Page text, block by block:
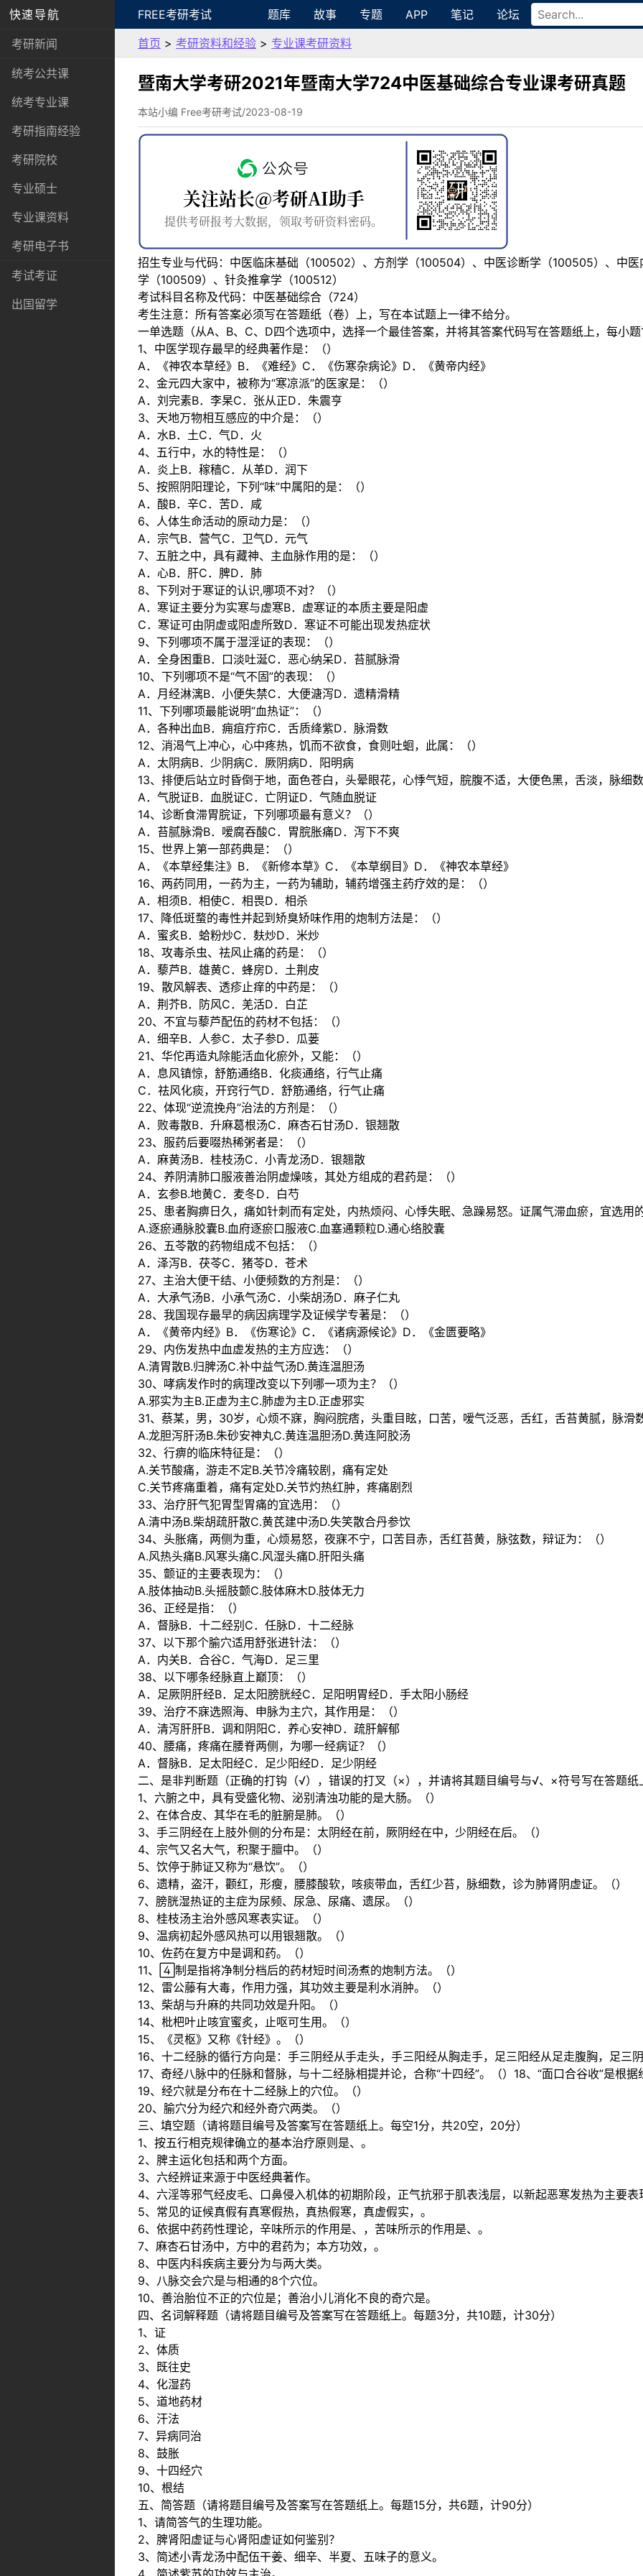
快速导航
考研新闻
统考公共课
统考专业课
考研指南经验
考研院校
专业硕士
专业课资料
考研电子书
考试考证
出国留学
FREE考研考试 题库 故事 专题 APP 笔记 论坛
首页 > 考研资料和经验 > 专业课考研资料
暨南大学考研2021年暨南大学724中医基础综合专业课考研真题
本站小编 Free考研考试/2023-08-19
招生专业与代码：中医临床基础（100502）、方剂学（100504）、中医诊断学（100505）、中
学（100509）、针灸推拿学（100512）
考试科目名称及代码：中医基础综合（724）
考生注意：所有答案必须写在答题纸（卷）上，写在本试题上一律不给分。
一单选题（从A、B、C、D四个选项中，选择一个最佳答案，并将其答案代码写在答题纸上，每小题
1、中医学现存最早的经典著作是：（）
A．《神农本草经》B．《难经》C．《伤寒杂病论》D．《黄帝内经》
2、金元四大家中，被称为“寒凉派”的医家是：（）
A．刘完素B．李杲C．张从正D．朱震亨
3、天地万物相互感应的中介是：（）
A．水B．土C．气D．火
4、五行中，水的特性是：（）
A．炎上B．稼穑C．从革D．润下
5、按照阴阳理论，下列“味”中属阳的是：（）
A．酸B．辛C．苦D．咸
6、人体生命活动的原动力是：（）
A．宗气B．营气C．卫气D．元气
7、五脏之中，具有藏神、主血脉作用的是：（）
A．心B．肝C．脾D．肺
8、下列对于寒证的认识,哪项不对？（）
A．寒证主要分为实寒与虚寒B．虚寒证的本质主要是阳虚
C．寒证可由阴虚或阳虚所致D．寒证不可能出现发热症状
9、下列哪项不属于湿淫证的表现：（）
A．全身困重B．口淡吐涎C．恶心纳呆D．苔腻脉滑
10、下列哪项不是“气不固”的表现：（）
A．月经淋漓B．小便失禁C．大便溏泻D．遗精滑精
11、下列哪项最能说明“血热证”：（）
A．各种出血B．痈疽疔疖C．舌质绛紫D．脉滑数
12、消渴气上冲心，心中疼热，饥而不欲食，食则吐蛔，此属：（）
A．太阴病B．少阴病C．厥阴病D．阳明病
13、排便后站立时昏倒于地，面色苍白，头晕眼花，心悸气短，脘腹不适，大便色黑，舌淡，脉细
A．气脱证B．血脱证C．亡阴证D．气随血脱证
14、诊断食滞胃脘证，下列哪项最有意义？（）
A．苔腻脉滑B．嗳腐吞酸C．胃脘胀痛D．泻下不爽
15、世界上第一部药典是：（）
A．《本草经集注》B．《新修本草》C．《本草纲目》D．《神农本草经》
16、两药同用，一药为主，一药为辅助，辅药增强主药疗效的是：（）
A．相须B．相使C．相畏D．相杀
17、降低斑蝥的毒性并起到矫臭矫味作用的炮制方法是：（）
A．蜜炙B．蛤粉炒C．麸炒D．米炒
18、攻毒杀虫、祛风止痛的药是：（）
A．藜芦B．雄黄C．蜂房D．土荆皮
19、散风解表、透疹止痒的中药是：（）
A．荆芥B．防风C．羌活D．白芷
20、不宜与藜芦配伍的药材不包括：（）
A．细辛B．人参C．太子参D．瓜蒌
21、华佗再造丸除能活血化瘀外，又能：（）
A．息风镇惊，舒筋通络B．化痰通络，行气止痛
C．祛风化痰，开窍行气D．舒筋通络，行气止痛
22、体现“逆流挽舟”治法的方剂是：（）
A．败毒散B．升麻葛根汤C．麻杏石甘汤D．银翘散
23、服药后要啜热稀粥者是：（）
A．麻黄汤B．桂枝汤C．小青龙汤D．银翘散
24、养阴清肺口服液善治阴虚燥咳，其处方组成的君药是：（）
A．玄参B.地黄C．麦冬D．白芍
25、患者胸痹日久，痛如针刺而有定处，内热烦闷、心悸失眠、急躁易怒。证属气滞血瘀，宜选用
A.逐瘀通脉胶囊B.血府逐瘀口服液C.血塞通颗粒D.通心络胶囊
26、五苓散的药物组成不包括：（）
A．泽泻B．茯苓C．猪苓D．苍术
27、主治大便干结、小便频数的方剂是：（）
A．大承气汤B．小承气汤C．小柴胡汤D．麻子仁丸
28、我国现存最早的病因病理学及证候学专著是：（）
A．《黄帝内经》B．《伤寒论》C．《诸病源候论》D．《金匮要略》
29、内伤发热中血虚发热的主方应选：（）
A.清胃散B.归脾汤C.补中益气汤D.黄连温胆汤
30、哮病发作时的病理改变以下列哪一项为主？（）
A.邪实为主B.正虚为主C.肺虚为主D.正虚邪实
31、蔡某，男，30岁，心烦不寐，胸闷脘痞，头重目眩，口苦，嗳气泛恶，舌红，舌苔黄腻，脉滑
A.龙胆泻肝汤B.朱砂安神丸C.黄连温胆汤D.黄连阿胶汤
32、行痹的临床特征是：（）
A.关节酸痛，游走不定B.关节冷痛较剧，痛有定处
C.关节疼痛重着，痛有定处D.关节灼热红肿，疼痛剧烈
33、治疗肝气犯胃型胃痛的宜选用：（）
A.清中汤B.柴胡疏肝散C.黄芪建中汤D.失笑散合丹参饮
34、头胀痛，两侧为重，心烦易怒，夜寐不宁，口苦目赤，舌红苔黄，脉弦数，辩证为：（）
A.风热头痛B.风寒头痛C.风湿头痛D.肝阳头痛
35、颤证的主要表现为：（）
A.肢体抽动B.头摇肢颤C.肢体麻木D.肢体无力
36、正经是指：（）
A．督脉B．十二经别C．任脉D．十二经脉
37、以下那个腧穴适用舒张进针法：（）
A．内关B．合谷C．气海D．足三里
38、以下哪条经脉直上巅顶：（）
A．足厥阴肝经B．足太阳膀胱经C．足阳明胃经D．手太阳小肠经
39、治疗不寐选照海、申脉为主穴，其作用是：（）
A．清泻肝肝B．调和阴阳C．养心安神D．疏肝解郁
40、腰痛，疼痛在腰脊两侧，为哪一经病证？（）
A．督脉B．足太阳经C．足少阳经D．足少阴经
二、是非判断题（正确的打钩（√），错误的打叉（×），并请将其题目编号与√、×符号写在答题纸
1、六腑之中，具有受盛化物、泌别清浊功能的是大肠。（）
2、在体合皮、其华在毛的脏腑是肺。（）
3、手三阴经在上肢外侧的分布是：太阴经在前，厥阴经在中，少阴经在后。（）
4、宗气又名大气，积聚于膻中。（）
5、饮停于肺证又称为“悬饮”。（）
6、遗精，盗汗，颧红，形瘦，腰膝酸软，咳痰带血，舌红少苔，脉细数，诊为肺肾阴虚证。（）
7、膀胱湿热证的主症为尿频、尿急、尿痛、遗尿。（）
8、桂枝汤主治外感风寒表实证。（）
9、温病初起外感风热可以用银翘散。（）
10、佐药在复方中是调和药。（）
11、制是指将净制分档后的药材短时间汤煮的炮制方法。（）
12、雷公藤有大毒，作用力强，其功效主要是利水消肿。（）
13、柴胡与升麻的共同功效是升阳。（）
14、枇杷叶止咳宜蜜炙，止呕可生用。（）
15、《灵枢》又称《针经》。（）
16、十二经脉的循行方向是：手三阴经从手走头，手三阳经从胸走手，足三阳经从足走腹胸，足三阴
17、奇经八脉中的任脉和督脉，与十二经脉相提并论，合称“十四经”。（）18、“面口合谷收”是根据
19、经穴就是分布在十二经脉上的穴位。（）
20、腧穴分为经穴和经外奇穴两类。（）
三、填空题（请将题目编号及答案写在答题纸上。每空1分，共20空，20分）
1、按五行相克规律确立的基本治疗原则是、。
2、脾主运化包括和两个方面。
3、六经辨证来源于中医经典著作。
4、六淫等邪气经皮毛、口鼻侵入机体的初期阶段，正气抗邪于肌表浅层，以新起恶寒发热为主要表
5、常见的证候真假有真寒假热，真热假寒，真虚假实，。
6、依据中药药性理论，辛味所示的作用是、，苦味所示的作用是、。
7、麻杏石甘汤中，方中的君药为；本方功效，。
8、中医内科疾病主要分为与两大类。
9、八脉交会穴是与相通的8个穴位。
10、善治胎位不正的穴位是；善治小儿消化不良的奇穴是。
四、名词解释题（请将题目编号及答案写在答题纸上。每题3分，共10题，计30分）
1、证
2、体质
3、既往史
4、化湿药
5、道地药材
6、汗法
7、异病同治
8、鼓胀
9、十四经穴
10、根结
五、简答题（请将题目编号及答案写在答题纸上。每题15分，共6题，计90分）
1、请简答气的生理功能。
2、脾肾阳虚证与心肾阳虚证如何鉴别？
3、简述小青龙汤中配伍干姜、细辛、半夏、五味子的意义。